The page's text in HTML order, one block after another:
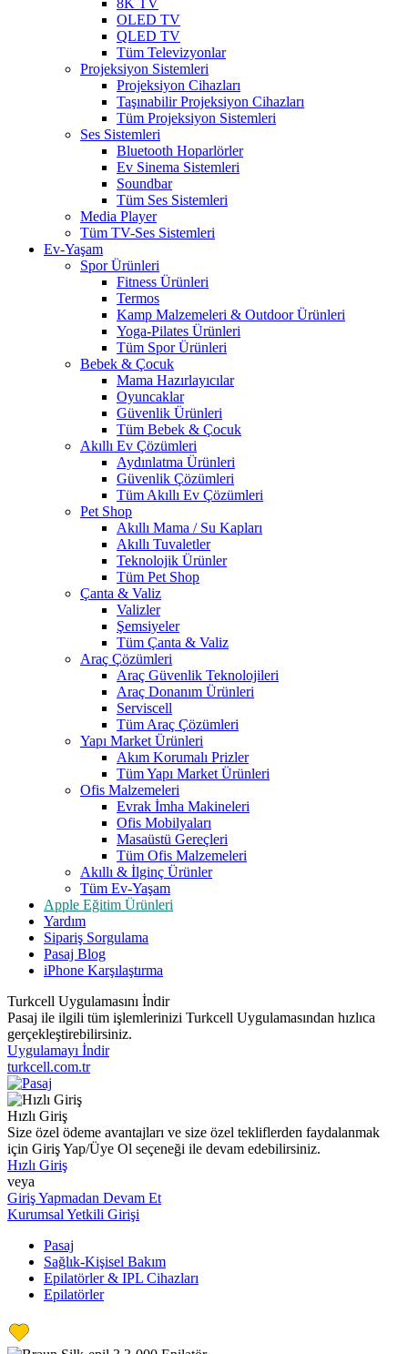
8K TV
OLED TV
QLED TV
Tüm Televizyonlar
Projeksiyon Sistemleri
Projeksiyon Cihazları
Taşınabilir Projeksiyon Cihazları
Tüm Projeksiyon Sistemleri
Ses Sistemleri
Bluetooth Hoparlörler
Ev Sinema Sistemleri
Soundbar
Tüm Ses Sistemleri
Media Player
Tüm TV-Ses Sistemleri
Ev-Yaşam
Spor Ürünleri
Fitness Ürünleri
Termos
Kamp Malzemeleri & Outdoor Ürünleri
Yoga-Pilates Ürünleri
Tüm Spor Ürünleri
Bebek & Çocuk
Mama Hazırlayıcılar
Oyuncaklar
Güvenlik Ürünleri
Tüm Bebek & Çocuk
Akıllı Ev Çözümleri
Aydınlatma Ürünleri
Güvenlik Çözümleri
Tüm Akıllı Ev Çözümleri
Pet Shop
Akıllı Mama / Su Kapları
Akıllı Tuvaletler
Teknolojik Ürünler
Tüm Pet Shop
Çanta & Valiz
Valizler
Şemsiyeler
Tüm Çanta & Valiz
Araç Çözümleri
Araç Güvenlik Teknolojileri
Araç Donanım Ürünleri
Serviscell
Tüm Araç Çözümleri
Yapı Market Ürünleri
Akım Korumalı Prizler
Tüm Yapı Market Ürünleri
Ofis Malzemeleri
Evrak İmha Makineleri
Ofis Mobilyaları
Masaüstü Gereçleri
Tüm Ofis Malzemeleri
Akıllı & İlginç Ürünler
Tüm Ev-Yaşam
Apple Eğitim Ürünleri
Yardım
Sipariş Sorgulama
Pasaj Blog
iPhone Karşılaştırma
Turkcell Uygulamasını İndir
Pasaj ile ilgili tüm işlemlerinizi Turkcell Uygulamasından hızlıca
gerçekleştirebilirsiniz.
Uygulamayı İndir
turkcell.com.tr
Hızlı Giriş
Size özel ödeme avantajları ve size özel tekliflerden faydalanmak
için Giriş Yap/Üye Ol seçeneği ile devam edebilirsiniz.
Hızlı Giriş
veya
Giriş Yapmadan Devam Et
Kurumsal Yetkili Girişi
Pasaj
Sağlık-Kişisel Bakım
Epilatörler & IPL Cihazları
Epilatörler